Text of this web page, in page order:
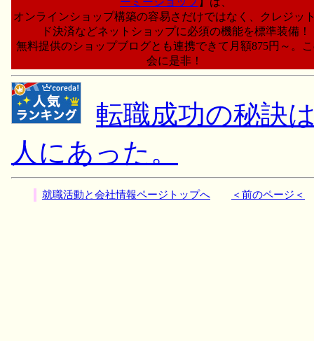
オンラインショップ構築の容易さだけではなく、クレジッ
ド決済などネットショップに必須の機能を標準装備！
無料提供のショップブログとも連携できて月額875円～。
会に是非！
転職成功の秘訣
人にあった。
就職活動と会社情報ページトップへ ＜前のページ＜